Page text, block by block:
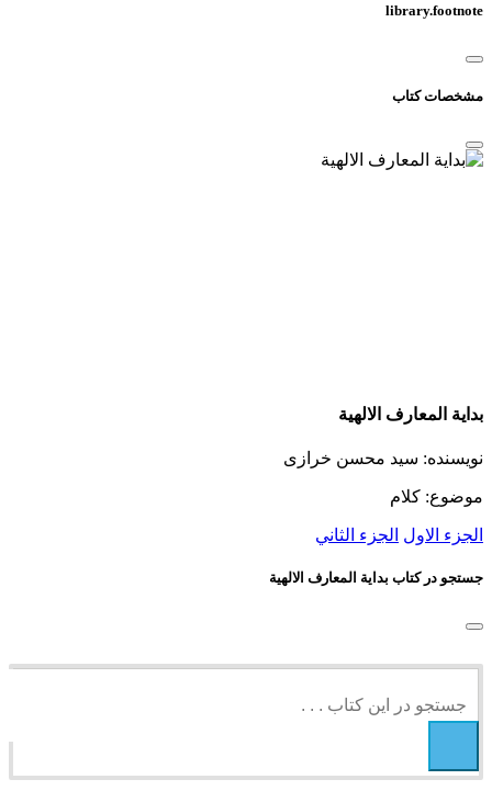
library.footnote
مشخصات کتاب
بدایة المعارف الالهیة
نویسنده: سید محسن خرازی
موضوع: کلام
الجزء الاول الجزء الثاني
جستجو در کتاب بدایة المعارف الالهیة